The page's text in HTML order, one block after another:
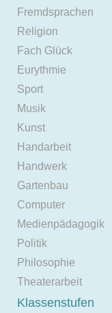
Fremdsprachen
Religion
Fach Glück
Eurythmie
Sport
Musik
Kunst
Handarbeit
Handwerk
Gartenbau
Computer
Medienpädagogik
Politik
Philosophie
Theaterarbeit
Klassenstufen